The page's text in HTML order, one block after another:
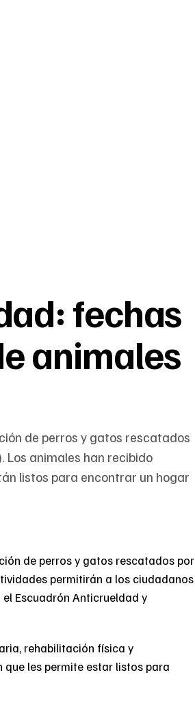
fechas
animales
de perros y gatos rescatados
Los animales han recibido
listos para encontrar un hogar
de perros y gatos rescatados por
permitirán a los ciudadanos
Escuadrón Anticrueldad y
rehabilitación física y
les permite estar listos para